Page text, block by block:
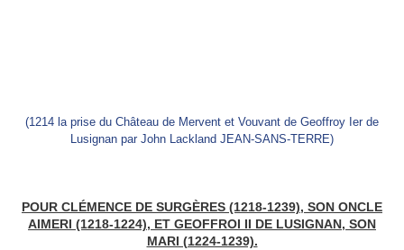
(1214 la prise du Château de Mervent et Vouvant de Geoffroy Ier de
Lusignan par John Lackland JEAN-SANS-TERRE)
POUR CLÉMENCE DE SURGÈRES (1218-1239), SON ONCLE
AIMERI (1218-1224), ET GEOFFROI II DE LUSIGNAN, SON
MARI (1224-1239).